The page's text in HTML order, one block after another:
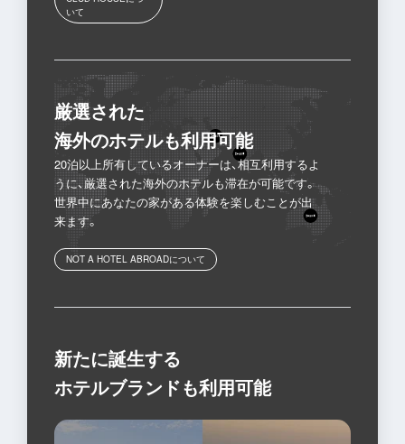
いて
厳選された
海外のホテルも利用可能
20泊以上所有しているオーナーは、相互利用するよ
うに、厳選された海外のホテルも滞在が可能です。
世界中にあなたの家がある体験を楽しむことが出
来ます。
NOT A HOTEL ABROADについて
新たに誕生する
ホテルブランドも利用可能